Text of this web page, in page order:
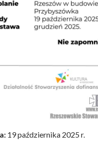
19 października 2025 r.